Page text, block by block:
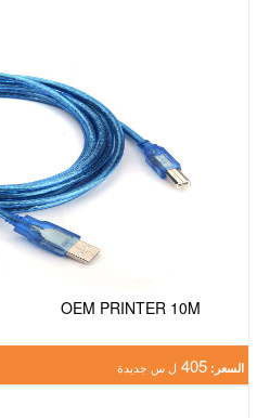
OEM PRINTER 10M
السعر: 405 ل س جديدة